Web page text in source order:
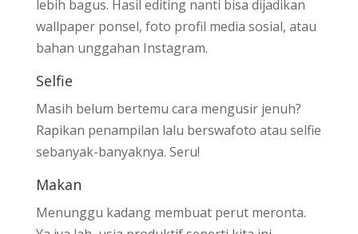
lebih bagus. Hasil editing nanti bisa dijadikan
wallpaper ponsel, foto profil media sosial, atau
bahan unggahan Instagram.
Selfie
Masih belum bertemu cara mengusir jenuh?
Rapikan penampilan lalu berswafoto atau selfie
sebanyak-banyaknya. Seru!
Makan
Menunggu kadang membuat perut meronta.